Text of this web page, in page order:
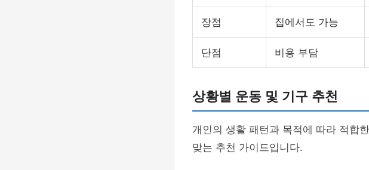
장점 집에서도 가능
단점 비용 부담
상황별 운동 및 기구 추천
개인의 생활 패턴과 목적에 따라 적합
맞는 추천 가이드입니다.